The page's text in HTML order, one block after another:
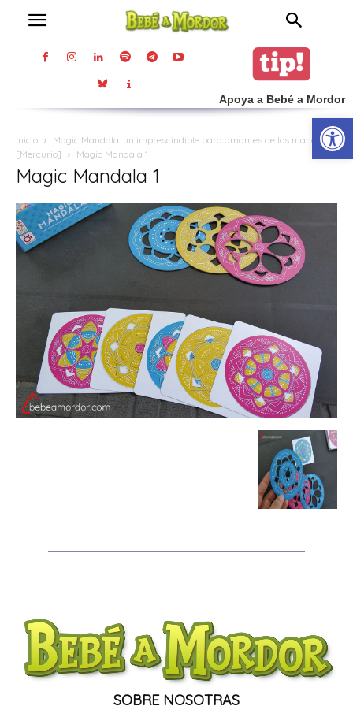
Apoya a Bebé a Mordor
Inicio
Magic Mandala: un imprescindible para amantes de los mandalas
[Mercurio]
Magic Mandala 1
Magic Mandala 1
SOBRE NOSOTRAS